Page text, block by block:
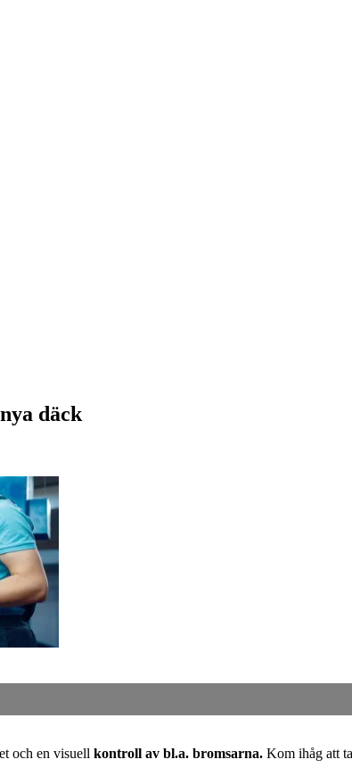
däck
och en visuell kontroll av bl.a. bromsarna. Kom ihåg att